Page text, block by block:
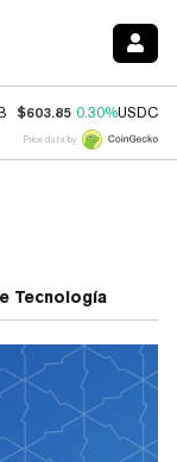
$603.85 0.30%USDC
Price data by
Tecnología